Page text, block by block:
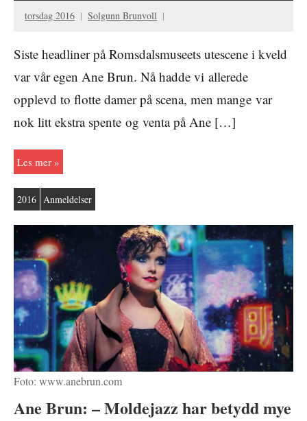
torsdag 2016 Solgunn Brunvoll
Siste headliner på Romsdalsmuseets utescene i kveld
var vår egen Ane Brun. Nå hadde vi allerede
opplevd to flotte damer på scena, men mange var
nok litt ekstra spente og venta på Ane […]
Les mer
2016 Anmeldelser
Foto: www.anebrun.com
Ane Brun: – Moldejazz har betydd mye